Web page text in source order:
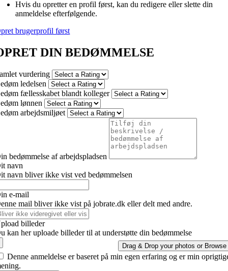
Hvis du opretter en profil først, kan du redigere eller slette din
anmeldelse efterfølgende.
brugerprofil først
DIN BEDØMMELSE
vurdering
ledelsen
fællesskabet blandt kolleger
lønnen
arbejdsmiljøet
bedømmelse af arbejdspladsen
navn
navn bliver ikke vist ved bedømmelsen
e-mail
mail bliver ikke vist på jobrate.dk eller delt med andre.
billeder
kan her uploade billeder til at understøtte din bedømmelse
Drag & Drop your photos or Browse
Denne anmeldelse er baseret på min egen erfaring og er min